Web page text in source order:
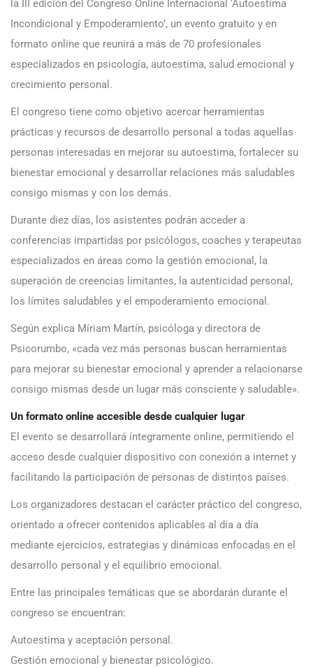
la III edición del Congreso Online Internacional ‘Autoestima
Incondicional y Empoderamiento’, un evento gratuito y en
formato online que reunirá a más de 70 profesionales
especializados en psicología, autoestima, salud emocional y
crecimiento personal.
El congreso tiene como objetivo acercar herramientas
prácticas y recursos de desarrollo personal a todas aquellas
personas interesadas en mejorar su autoestima, fortalecer su
bienestar emocional y desarrollar relaciones más saludables
consigo mismas y con los demás.
Durante diez días, los asistentes podrán acceder a
conferencias impartidas por psicólogos, coaches y terapeutas
especializados en áreas como la gestión emocional, la
superación de creencias limitantes, la autenticidad personal,
los límites saludables y el empoderamiento emocional.
Según explica Míriam Martín, psicóloga y directora de
Psicorumbo, «cada vez más personas buscan herramientas
para mejorar su bienestar emocional y aprender a relacionarse
consigo mismas desde un lugar más consciente y saludable».
Un formato online accesible desde cualquier lugar
El evento se desarrollará íntegramente online, permitiendo el
acceso desde cualquier dispositivo con conexión a internet y
facilitando la participación de personas de distintos países.
Los organizadores destacan el carácter práctico del congreso,
orientado a ofrecer contenidos aplicables al día a día
mediante ejercicios, estrategias y dinámicas enfocadas en el
desarrollo personal y el equilibrio emocional.
Entre las principales temáticas que se abordarán durante el
congreso se encuentran:
Autoestima y aceptación personal.
Gestión emocional y bienestar psicológico.